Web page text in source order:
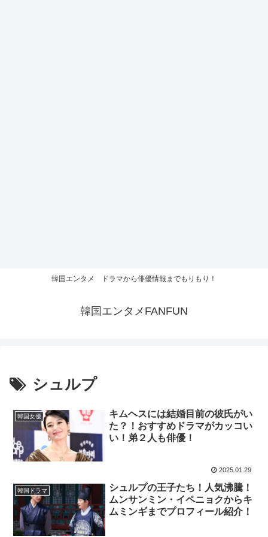
韓国エンタメ ドラマから俳優情報までもりもり！
韓国エンタメFANFUN
シュルプ
韓国女優
キムヘスには結婚目前の彼氏がい
た？！おすすめドラマがカッコい
い！弟２人も俳優！
2025.01.29
韓国ドラマ
シュルプの王子たち！人気沸騰！
ムンサンミン・イペニョクからキ
ムミンギまでプロフィール紹介！